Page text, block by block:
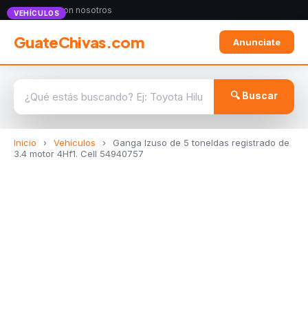
Anunciate con nosotros
GuateChivas.com Anunciate
🔍 Buscar
Inicio › Vehículos ›
Ganga Izuso de 5 toneldas registrado de
3.4 motor 4Hf1. Cell 54940757
VEHÍCULOS